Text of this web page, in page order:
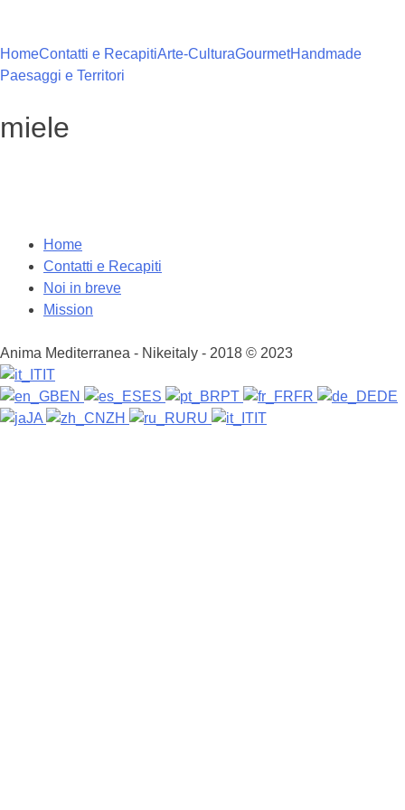
contenuto
HomeContatti e RecapitiArte-CulturaGourmetHandmade
Paesaggi e Territori
miele
Home
Contatti e Recapiti
Noi in breve
Mission
Anima Mediterranea - Nikeitaly - 2018 © 2023
IT
EN
ES PT FR
DE
JA
ZH RU IT